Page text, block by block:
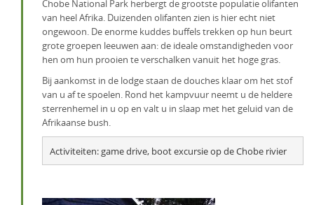
Chobe National Park herbergt de grootste populatie olifanten
van heel Afrika. Duizenden olifanten zien is hier echt niet
ongewoon. De enorme kuddes buffels trekken op hun beurt
grote groepen leeuwen aan: de ideale omstandigheden voor
hen om hun prooien te verschalken vanuit het hoge gras.
Bij aankomst in de lodge staan de douches klaar om het stof
van u af te spoelen. Rond het kampvuur neemt u de heldere
sterrenhemel in u op en valt u in slaap met het geluid van de
Afrikaanse bush.
Activiteiten: game drive, boot excursie op de Chobe rivier